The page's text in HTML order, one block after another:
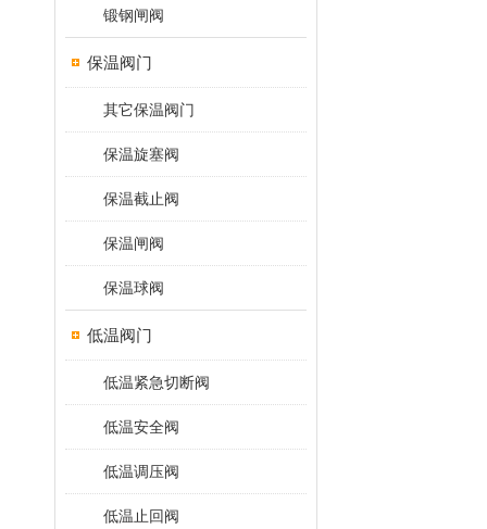
锻钢闸阀
保温阀门
其它保温阀门
保温旋塞阀
保温截止阀
保温闸阀
保温球阀
低温阀门
低温紧急切断阀
低温安全阀
低温调压阀
低温止回阀